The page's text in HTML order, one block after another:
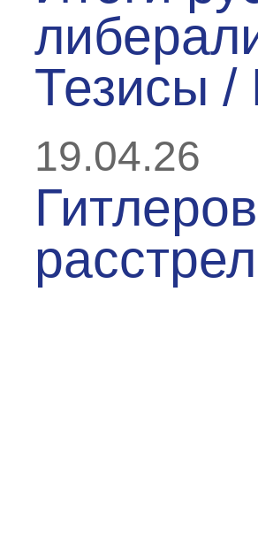
Тезисы
19.04.26